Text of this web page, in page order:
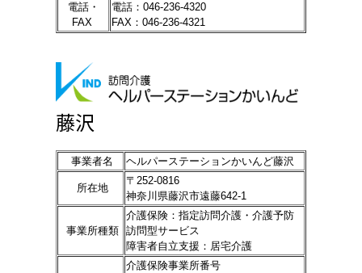
電話・
FAX
電話：046-236-4320
FAX：046-236-4321
藤沢
事業者名 ヘルパーステーションかいんど藤沢
所在地
〒252-0816
神奈川県藤沢市遠藤642-1
事業所種類
介護保険：指定訪問介護・介護予防
訪問型サービス
障害者自立支援：居宅介護
介護保険事業所番号